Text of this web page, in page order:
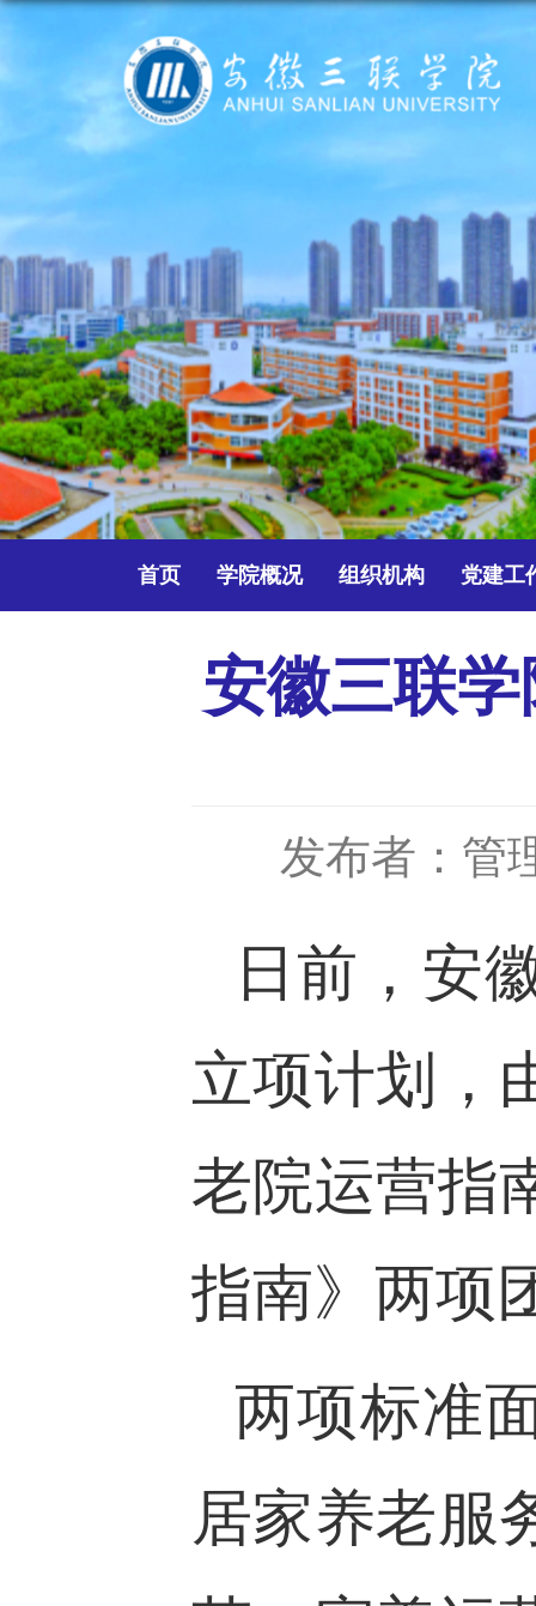
首页 学院概况 组织机构 党建工
安徽三联
发布者：管
日前，安
立项计划，
老院运营指
指南》两项
两项标准
居家养老服